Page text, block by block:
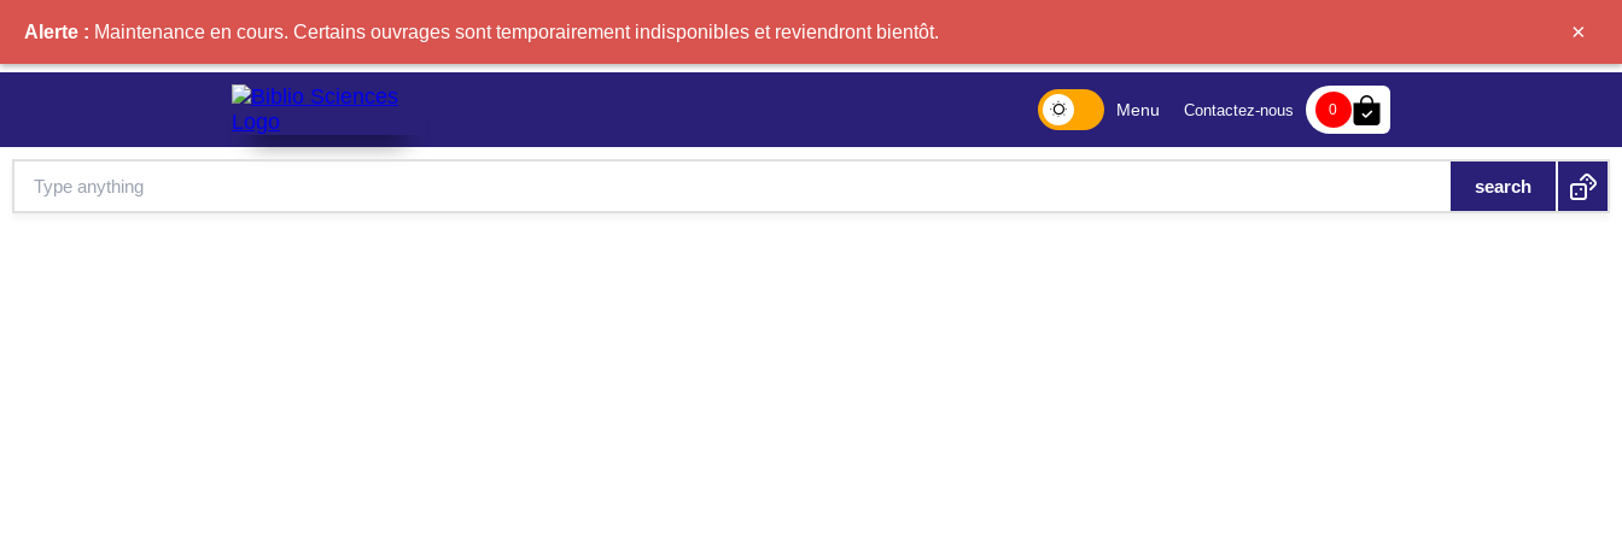
Menu Contactez-nous 0 bag-check
Alerte : Maintenance en cours. Certains ouvrages sont temporairement indisponibles et reviendront bientôt. ×